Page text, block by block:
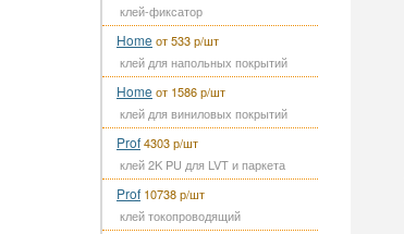
клей-фиксатор
Home от 533 р/шт
клей для напольных покрытий
Home от 1586 р/шт
клей для виниловых покрытий
Prof4303 р/шт
клей 2K PU для LVT и паркета
Prof 10738 р/шт
клей токопроводящий